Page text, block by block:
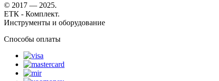
© 2017 — 2025.
ЕТК - Комплект.
Инструменты и оборудование
Способы оплаты